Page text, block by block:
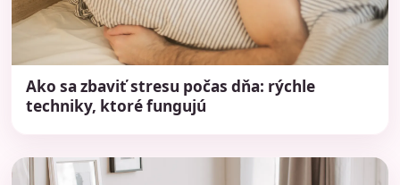
Ako sa zbaviť stresu počas dňa: rýchle
techniky, ktoré fungujú